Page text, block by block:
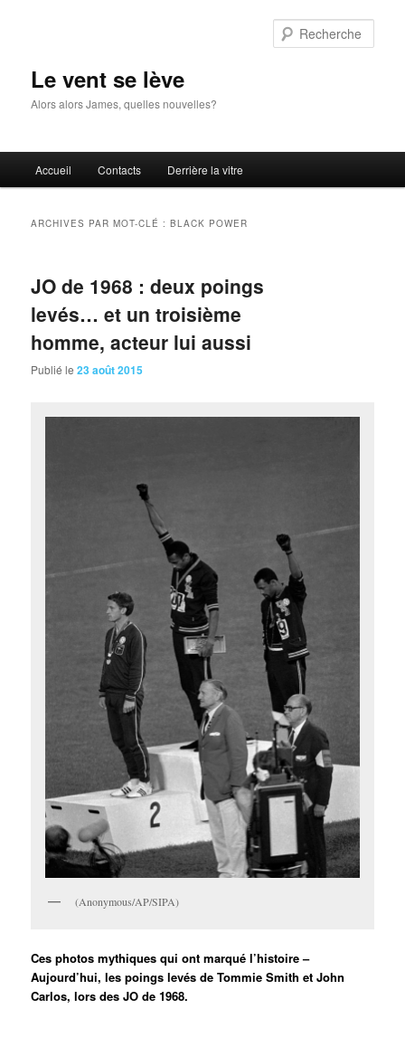
Le vent se lève
Alors alors James, quelles nouvelles?
principal
Accueil Contacts Derrière la vitre
ARCHIVES PAR MOT-CLÉ :BLACK POWER
JO de 1968 : deux poings
levés… et un troisième
homme, acteur lui aussi
Publié le23 août 2015
(Anonymous/AP/SIPA)
Ces photos mythiques qui ont marqué l’histoire –
Aujourd’hui, les poings levés de Tommie Smith et John
Carlos, lors des JO de 1968.